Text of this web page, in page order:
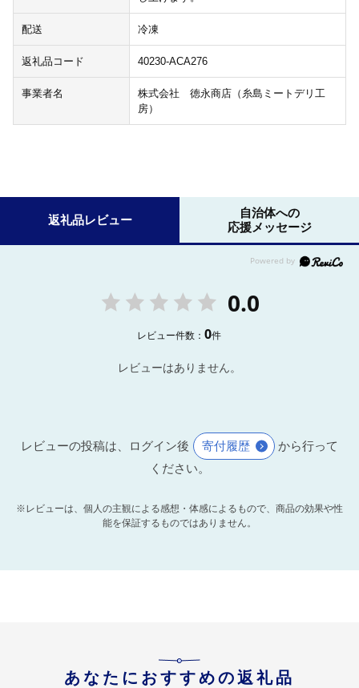
配送 冷凍
返礼品コード 40230-ACA276
事業者名
株式会社 徳永商店（糸島ミートデリ工
房）
返礼品レビュー
自治体への
応援メッセージ
0.0
レビュー件数：0件
レビューはありません。
レビューの投稿は、ログイン後 寄付履歴
から行って
ください。
※レビューは、個人の主観による感想・体感によるもので、商品の効果や性
能を保証するものではありません。
あなたにおすすめの返礼品